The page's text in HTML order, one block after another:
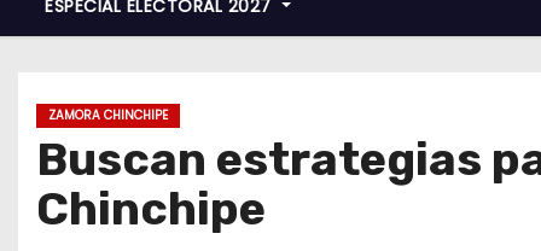
ESPECIAL ELECTORAL 2027
ZAMORA CHINCHIPE
Buscan estrategias
Chinchipe